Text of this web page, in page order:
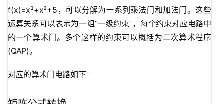
f(x)=x³+x²+5，可以分解为一系列乘法门和加法门。这些
运算关系可以表示为一组”一级约束”，每个约束对应电路中
的一个算术门。多个这样的约束可以概括为二次算术程序
(QAP)。
对应的算术门电路如下：